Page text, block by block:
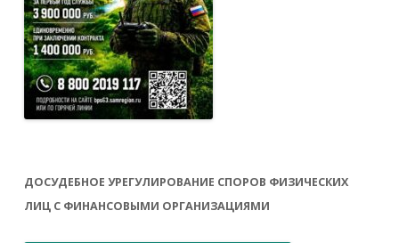
ДОСУДЕБНОЕ УРЕГУЛИРОВАНИЕ СПОРОВ ФИЗИЧЕСКИХ
ЛИЦ С ФИНАНСОВЫМИ ОРГАНИЗАЦИЯМИ